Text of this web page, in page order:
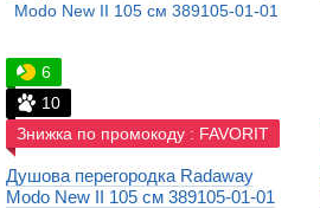
6
10
Знижка по промокоду : FAVORIT
Душова перегородка Radaway
Modo New II 105 см 389105-01-01